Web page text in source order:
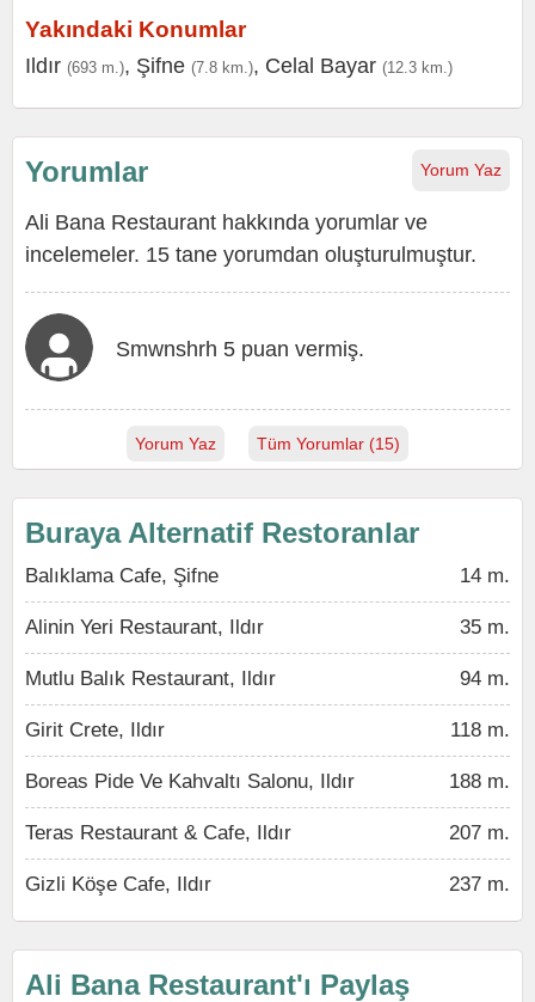
Yakındaki Konumlar
Ildır (693 m.), Şifne (7.8 km.), Celal Bayar (12.3 km.)
Yorum Yaz
Yorumlar
Ali Bana Restaurant hakkında yorumlar ve
incelemeler. 15 tane yorumdan oluşturulmuştur.
Smwnshrh 5 puan vermiş.
Yorum Yaz Tüm Yorumlar (15)
Buraya Alternatif Restoranlar
Balıklama Cafe, Şifne 14 m.
Alinin Yeri Restaurant, Ildır 35 m.
Mutlu Balık Restaurant, Ildır 94 m.
Girit Crete, Ildır 118 m.
Boreas Pide Ve Kahvaltı Salonu, Ildır 188 m.
Teras Restaurant & Cafe, Ildır 207 m.
Gizli Köşe Cafe, Ildır 237 m.
Ali Bana Restaurant'ı Paylaş